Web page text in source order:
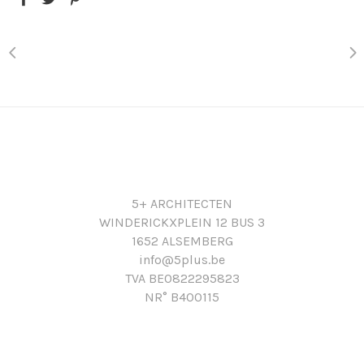
5+ ARCHITECTEN
WINDERICKXPLEIN 12 BUS 3
1652 ALSEMBERG
info@5plus.be
TVA BE0822295823
NR° B400115